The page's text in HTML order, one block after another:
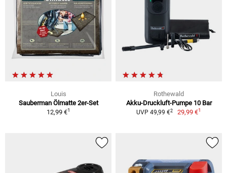
Louis
Sauberman Ölmatte 2er-Set
12,99 €1
Rothewald
Akku-Druckluft-Pumpe 10 Bar
UVP 49,99 €2 29,99 €1